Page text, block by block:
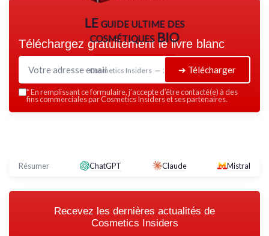
LE guide ultime des
cosmétiques BIO
Cosmetics Insiders — 2026
Téléchargez gratuitement le livre blanc
➔ Télécharger
*En remplissant ce formulaire, j’accepte d’être contacté(e) à des
fins commerciales par Cosmetics Insiders et ses partenaires.
Résumer ChatGPT Claude Mistral
Recevez les dernières actualités de
Cosmetics Insiders